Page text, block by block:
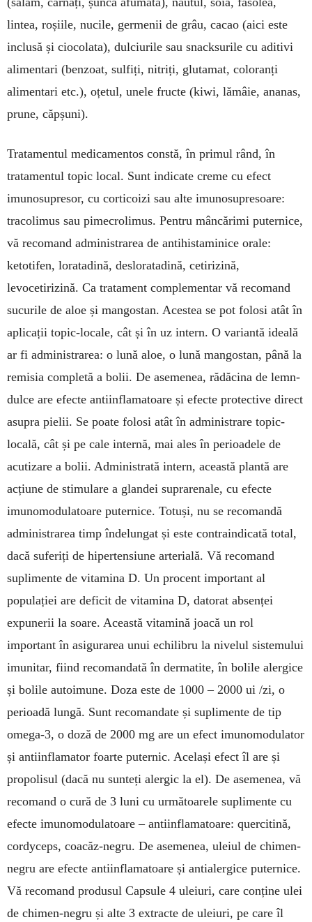
lintea, roșiile, nucile, germenii de grâu, cacao (aici este
inclusă și ciocolata), dulciurile sau snacksurile cu aditivi
alimentari (benzoat, sulfiți, nitriți, glutamat, coloranți
alimentari etc.), oțetul, unele fructe (kiwi, lămâie, ananas,
prune, căpșuni).
Tratamentul medicamentos constă, în primul rând, în
tratamentul topic local. Sunt indicate creme cu efect
imunosupresor, cu corticoizi sau alte imunosupresoare:
tracolimus sau pimecrolimus. Pentru mâncărimi puternice,
vă recomand administrarea de antihistaminice orale:
ketotifen, loratadină, desloratadină, cetirizină,
levocetirizină. Ca tratament complementar vă recomand
sucurile de aloe și mangostan. Acestea se pot folosi atât în
aplicații topic-locale, cât și în uz intern. O variantă ideală
ar fi administrarea: o lună aloe, o lună mangostan, până la
remisia completă a bolii. De asemenea, rădăcina de lemn-
dulce are efecte antiinflamatoare și efecte protective direct
asupra pielii. Se poate folosi atât în administrare topic-
locală, cât și pe cale internă, mai ales în perioadele de
acutizare a bolii. Administrată intern, această plantă are
acțiune de stimulare a glandei suprarenale, cu efecte
imunomodulatoare puternice. Totuși, nu se recomandă
administrarea timp îndelungat și este contraindicată total,
dacă suferiți de hipertensiune arterială. Vă recomand
suplimente de vitamina D. Un procent important al
populației are deficit de vitamina D, datorat absenței
expunerii la soare. Această vitamină joacă un rol
important în asigurarea unui echilibru la nivelul sistemului
imunitar, fiind recomandată în dermatite, în bolile alergice
și bolile autoimune. Doza este de 1000 – 2000 ui /zi, o
perioadă lungă. Sunt recomandate și suplimente de tip
omega-3, o doză de 2000 mg are un efect imunomodulator
și antiinflamator foarte puternic. Același efect îl are și
propolisul (dacă nu sunteți alergic la el). De asemenea, vă
recomand o cură de 3 luni cu următoarele suplimente cu
efecte imunomodulatoare – antiinflamatoare: quercitină,
cordy­ceps, coacăz-negru. De asemenea, uleiul de chimen-
negru are efecte antiinflamatoare și antialergice puternice.
Vă recomand produsul Capsule 4 uleiuri, care conține ulei
de chimen-negru și alte 3 extracte de uleiuri, pe care îl